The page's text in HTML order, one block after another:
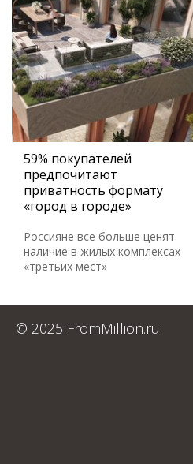
59% покупателей
предпочитают
приватность формату
«город в городе»
Россияне все больше ценят
наличие в жилых комплексах
«третьих мест»
© 2025 FromMillion.ru